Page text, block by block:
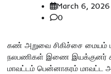
March 6, 2026
0
கண் அறுவை சிகிச்சை மையம்
நலபணிகள் இணை இயக்குனர்
மாவட்டம் பென்னாகரம் மாவட்ட